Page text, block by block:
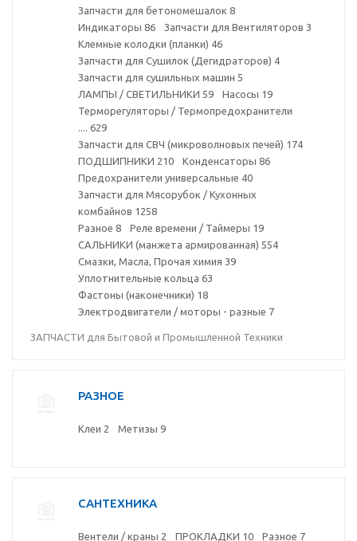
Запчасти для бетономешалок 8
Индикаторы 86 Запчасти для Вентиляторов 3
Клемные колодки (планки) 46
Запчасти для Сушилок (Дегидраторов) 4
Запчасти для сушильных машин 5
ЛАМПЫ / СВЕТИЛЬНИКИ 59 Насосы 19
Терморегуляторы / Термопредохранители
.... 629
Запчасти для СВЧ (микроволновых печей) 174
ПОДШИПНИКИ 210 Конденсаторы 86
Предохранители универсальные 40
Запчасти для Мясорубок / Кухонных
комбайнов 1258
Разное 8 Реле времени / Таймеры 19
САЛЬНИКИ (манжета армированная) 554
Смазки, Масла, Прочая химия 39
Уплотнительные кольца 63
Фастоны (наконечники) 18
Электродвигатели / моторы - разные 7
ЗАПЧАСТИ для Бытовой и Промышленной Техники
РАЗНОЕ
Клеи 2 Метизы 9
САНТЕХНИКА
Вентели / краны 2 ПРОКЛАДКИ 10 Разное 7